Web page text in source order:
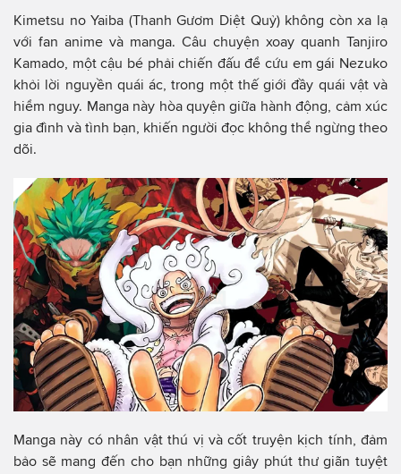
Kimetsu no Yaiba (Thanh Gươm Diệt Quỷ) không còn xa lạ
với fan anime và manga. Câu chuyện xoay quanh Tanjiro
Kamado, một cậu bé phải chiến đấu để cứu em gái Nezuko
khỏi lời nguyền quái ác, trong một thế giới đầy quái vật và
hiểm nguy. Manga này hòa quyện giữa hành động, cảm xúc
gia đình và tình bạn, khiến người đọc không thể ngừng theo
dõi.
Manga này có nhân vật thú vị và cốt truyện kịch tính, đảm
bảo sẽ mang đến cho bạn những giây phút thư giãn tuyệt